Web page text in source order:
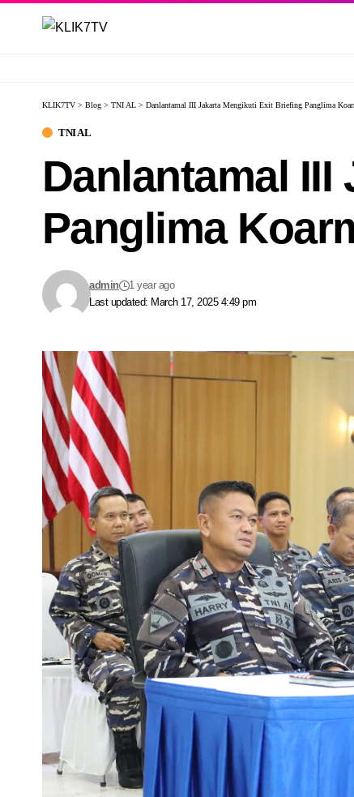
KLIK7TV > Blog > TNI AL > Danlantamal III Jakarta Mengikuti Exit Briefing Panglima
TNI AL
Danlantamal
Panglima
Last updated: March 17, 2025 4:49 pm
admin 1 year ago